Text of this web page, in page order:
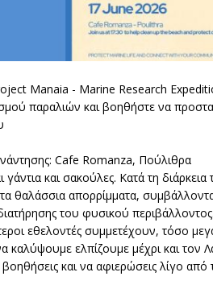
Manaia - Marine Research
παραλιών και βοηθήστε να
Cafe Romanza, Πούλιθρα
γάντια και σακούλες. Κατά τη
θαλάσσια απορρίμματα,
του φυσικού περιβάλλοντος.
εθελοντές συμμετέχουν, τόσο
καλύψουμε ελπίζουμε μέχρι και τον
και να αφιερώσεις λίγο